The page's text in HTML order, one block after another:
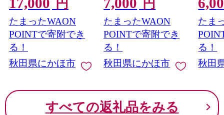
円
たまったWAON
POINTで寄附でき
る！
秋田県にかほ市
簡単調理 低温殺菌 加
工肉 冷蔵 秋田 秋田県
にかほ市
円
たまったWAON
POINTで寄附でき
る！
秋田県にかほ市
たま
る！
秋田
すべての返礼品をみる